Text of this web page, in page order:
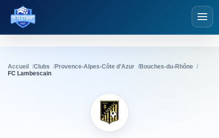
Détections Foot
Accueil Clubs Provence-Alpes-Côte d'Azur
Bouches-du-Rhône
FC Lambescain